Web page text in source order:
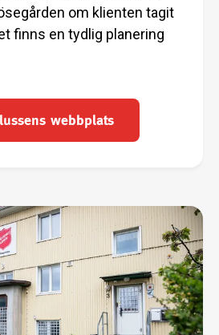
om klienten tagit
finns en tydlig planering
webbplats